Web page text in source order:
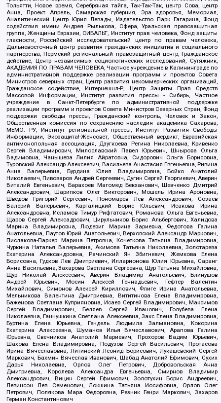
Тольятти, Новое время, Серебряная тайга, Так-Так-Так, центр Сова, центр
Анна, Проект Апрель, Самарская губерния, Эра здоровья, Мемориал,
Аналитический Центр Юрия Левады, Издательство Парк Гагарина, Фонд
содействия имени Андрея Рылькова, Сфера, Уральская правозащитная
группа, Женщины Евразии, СИБАЛЬТ, Институт прав человека, Фонд защиты
гласности, Российский исследовательский центр по правам человека,
Дальневосточный центр развития гражданских инициатив и социального
партнерства, Пермский региональный правозащитный центр, Гражданское
действие, Центр независимых социологических исследований, Сутяжник,
АКАДЕМИЯ ПО ПРАВАМ ЧЕЛОВЕКА, Частное учреждение в Калининграде по
административной поддержке реализации программ и проектов Совета
Министров северных стран, Центр развития некоммерческих организаций,
Гражданское содействие, Интернешнл-Р, Центр Защиты Прав Средств
Массовой Информации, Институт развития прессы - Сибирь, Частное
учреждение в Санкт-Петербурге по административной поддержке
реализации программ и проектов Совета Министров Северных Стран, Фонд
поддержки свободы прессы, Гражданский контроль, Человек и Закон,
Общественная комиссия по сохранению наследия академика Сахарова,
МЕМО. РУ, Институт региональной прессы, Институт Развития Свободы
Информации, Экозащита!-Женсовет, Общественный вердикт, Евразийская
антимонопольная ассоциация, Дзугкоева Регина Николаевна, Кривенко
Сергей Владимирович, Милославский Павел Юрьевич, Шнырова Ольга
Вадимовна, Чанышева Лилия Айратовна, Сидорович Ольга Борисовна,
Туровский Александр Алексеевич, Васильева Анастасия Евгеньевна, Ривина
Анна Валерьевна, Бурдина Юлия Владимировна, Бойко Анатолий
Николаевич, Пивоваров Андрей Сергеевич, Дугин Сергей Георгиевич, Аверин
Виталий Евгеньевич, Барахоев Магомед Бекханович, Шевченко Дмитрий
Александрович, Шарипков Олег Викторович, Мошель Ирина Ароновна,
Шведов Григорий Сергеевич, Пономарев Лев Александрович, Созаев
Валерий Валерьевич, Каргалицкий Борис Юльевич, Исакова Ирина
Александровна, Исламов Тимур Рифгатович, Романова Ольга Евгеньевна,
Щаров Сергей Алексадрович, Цирульников Борис Альбертович, Халидова
Марина Владимировна, Людевиг Марина Зариевна, Федотова Галина
Анатольевна, Паутов Юрий Анатольевич, Верховский Александр Маркович,
Пислакова-Паркер Марина Петровна, Кочеткова Татьяна Владимировна,
Чуркина Наталья Валерьевна, Акимова Татьяна Николаевна, Золотарева
Екатерина Александровна, Рачинский Ян Збигневич, Жемкова Елена
Борисовна, Гудков Лев Дмитриевич, Илларионова Юлия Юрьевна, Саранг
Анна Васильевна, Захарова Светлана Сергеевна, Щур Татьяна Михайловна,
Щур Николай Алексеевич, Аверин Владимир Анатольевич, Блинушов
Андрей Юрьевич, Мосин Алексей Геннадьевич, Гефтер Валентин
Михайлович, Симонов Алексей Кириллович, Флиге Ирина Анатольевна,
Мельникова Валентина Дмитриевна, Вититинова Елена Владимировна,
Баженова Светлана Куприяновна, Исаев Сергей Владимирович, Максимов
Сергей Владимирович, Беляев Сергей Иванович, Голубева Елена
Николаевна, Ганнушкина Светлана Алексеевна, Закс Елена Владимировна,
Буртина Елена Юрьевна, Гендель Людмила Залмановна, Кокорина
Екатерина Алексеевна, Шуманов Илья Вячеславович, Арапова Галина
Юрьевна, Свечников Анатолий Мариевич, Прохоров Вадим Юрьевич,
Шахова Елена Владимировна, Подузов Сергей Васильевич, Протасова
Ирина Вячеславовна, Литинский Леонид Борисович, Лукашевский Сергей
Маркович, Бахмин Вячеслав Иванович, Шабад Анатолий Ефимович, Сухих
Дарья Николаевна, Орлов Олег Петрович, Добровольская Анна
Дмитриевна, Королева Александра Евгеньевна, Смирнов Владимир
Александрович, Вицин Сергей Ефимович, Золотухин Борис Андреевич,
Левинсон Лев Семенович, Локшина Татьяна Иосифовна, Орлов Олег
Петрович, Полякова Мара Федоровна, Резник Генри Маркович, Захаров
Герман Константинович